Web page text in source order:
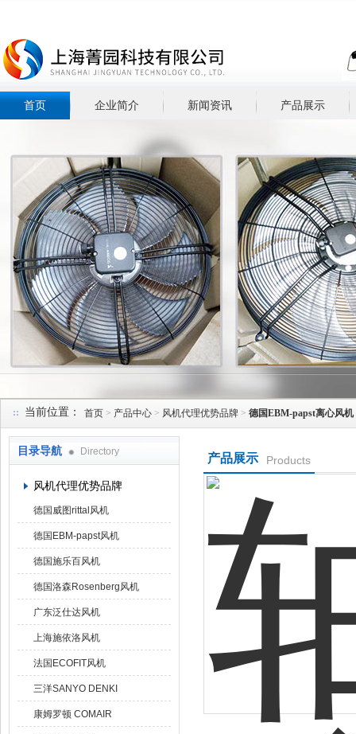
首页 企业简介 新闻资讯 产品展示
当前位置： 首页 > 产品中心 > 风机代理优势品牌 > 德国EBM-papst离心风机
目录导航 Directory
风机代理优势品牌
德国威图rittal风机
德国EBM-papst风机
德国施乐百风机
德国洛森Rosenberg风机
广东泛仕达风机
上海施依洛风机
法国ECOFIT风机
三洋SANYO DENKI
康姆罗顿 COMAIR
产品展示 Products